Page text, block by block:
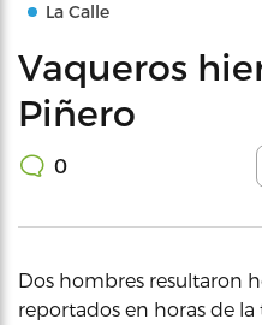
La Calle
Vaqueros
Piñero
0
Dos hombres resultaron
reportados en horas de